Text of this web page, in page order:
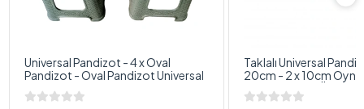
Universal Pandizot - 4 x Oval
Pandizot - Oval Pandizot Universal
Taklalı Universal
20cm - 2 x 10cm
20cm + 10cm Öne
Pandizot Universal